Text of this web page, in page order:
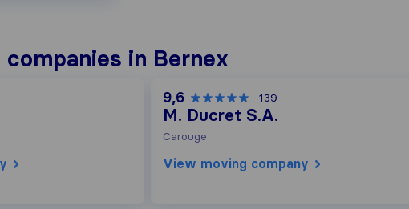
in Bernex
9,6 139
M. Ducret S.A.
Carouge
View moving company